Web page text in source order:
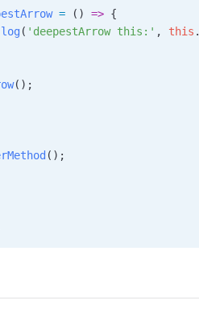
= () => {
log ( 'deepestArrow this:' , this .
();
();